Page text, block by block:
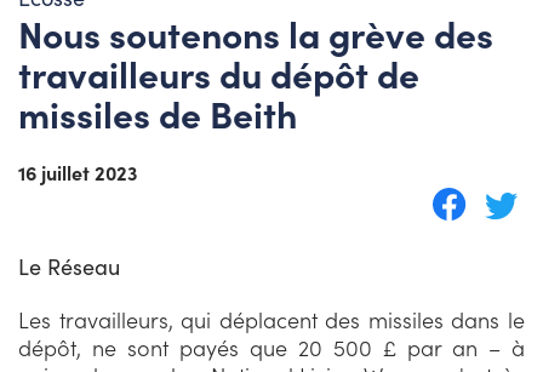
Nous soutenons la grève des
travailleurs du dépôt de
missiles de Beith
16 juillet 2023
Le Réseau
Les travailleurs, qui déplacent des missiles dans le
dépôt, ne sont payés que 20 500 £ par an – à